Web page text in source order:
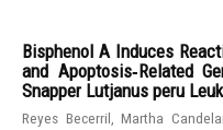
Bisphenol A Induces
and Apoptosis‑Related
Snapper Lutjanus peru
Reyes Becerril, Martha